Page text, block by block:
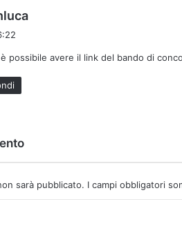
e
è possibile avere il link del bando di
sarà pubblicato. I campi obbligatori